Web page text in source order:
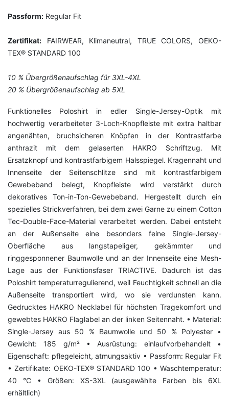
Passform: Regular Fit
Zertifikat: FAIRWEAR, Klimaneutral, TRUE COLORS, OEKO-
TEX® STANDARD 100
10 % Übergrößenaufschlag für 3XL-4XL
20 % Übergrößenaufschlag ab 5XL
Funktionelles Poloshirt in edler Single-Jersey-Optik mit
hochwertig verarbeiteter 3-Loch-Knopfleiste mit extra haltbar
angenähten, bruchsicheren Knöpfen in der Kontrastfarbe
anthrazit mit dem gelaserten HAKRO Schriftzug. Mit
Ersatzknopf und kontrastfarbigem Halsspiegel. Kragennaht und
Innenseite der Seitenschlitze sind mit kontrastfarbigem
Gewebeband belegt, Knopfleiste wird verstärkt durch
dekoratives Ton-in-Ton-Gewebeband. Hergestellt durch ein
spezielles Strickverfahren, bei dem zwei Garne zu einem Cotton
Tec-Double-Face-Material verarbeitet werden. Dabei entsteht
an der Außenseite eine besonders feine Single-Jersey-
Oberfläche aus langstapeliger, gekämmter und
ringgesponnener Baumwolle und an der Innenseite eine Mesh-
Lage aus der Funktionsfaser TRIACTIVE. Dadurch ist das
Poloshirt temperaturregulierend, weil Feuchtigkeit schnell an die
Außenseite transportiert wird, wo sie verdunsten kann.
Gedrucktes HAKRO Necklabel für höchsten Tragekomfort und
gewebtes HAKRO Flaglabel an der linken Seitennaht. • Material:
Single-Jersey aus 50 % Baumwolle und 50 % Polyester •
Gewicht: 185 g/m² • Ausrüstung: einlaufvorbehandelt •
Eigenschaft: pflegeleicht, atmungsaktiv • Passform: Regular Fit
• Zertifikate: OEKO-TEX® STANDARD 100 • Waschtemperatur:
40 °C • Größen: XS-3XL (ausgewählte Farben bis 6XL
erhältlich)